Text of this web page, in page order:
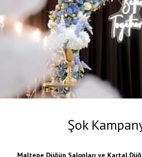
MENÜLER
GALERI
BLOG
İLETIŞIM
Şok
Maltepe Düğün Salonları ve Kartal